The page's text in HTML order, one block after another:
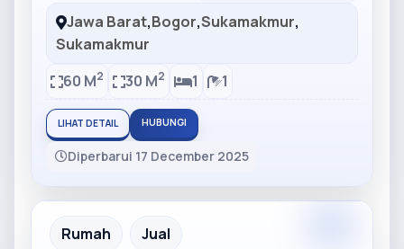
Jawa Barat,Bogor,Sukamakmur,
Sukamakmur
60 M2 30 M2 1 1
LIHAT DETAIL HUBUNGI
Diperbarui 17 December 2025
Partner Ad
Rumah Jual